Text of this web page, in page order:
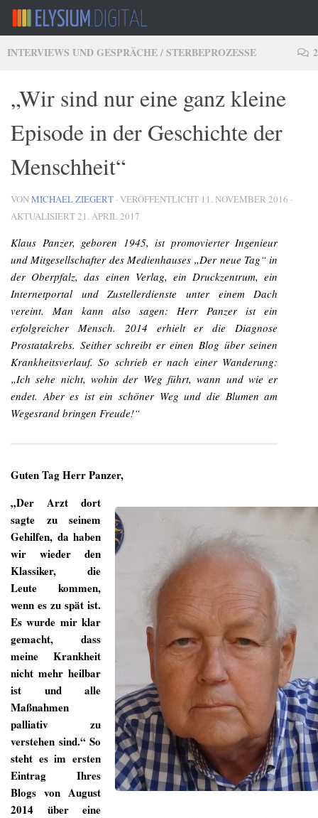
Zum Inhalt springen
INTERVIEWS UND GESPRÄCHE/STERBEPROZESSE 2
„Wir sind nur eine ganz kleine
Episode in der Geschichte der
Menschheit“
VONMICHAEL ZIEGERT · VERÖFFENTLICHT 11. NOVEMBER 2016 ·
AKTUALISIERT21. APRIL 2017
Klaus Panzer, geboren 1945, ist promovierter Ingenieur
und Mitgesellschafter des Medienhauses „Der neue Tag“ in
der Oberpfalz, das einen Verlag, ein Druckzentrum, ein
Internetportal und Zustellerdienste unter einem Dach
vereint. Man kann also sagen: Herr Panzer ist ein
erfolgreicher Mensch. 2014 erhielt er die Diagnose
Prostatakrebs. Seither schreibt er einen Blog über seinen
Krankheitsverlauf. So schrieb er nach einer Wanderung:
„Ich sehe nicht, wohin der Weg führt, wann und wie er
endet. Aber es ist ein schöner Weg und die Blumen am
Wegesrand bringen Freude!“
Guten Tag Herr Panzer,
„Der Arzt dort
sagte zu seinem
Gehilfen, da haben
wir wieder den
Klassiker, die
Leute kommen,
wenn es zu spät ist.
Es wurde mir klar
gemacht, dass
meine Krankheit
nicht mehr heilbar
ist und alle
Maßnahmen
palliativ zu
verstehen sind.“ So
steht es im ersten
Eintrag Ihres
Blogs von August
2014 über eine